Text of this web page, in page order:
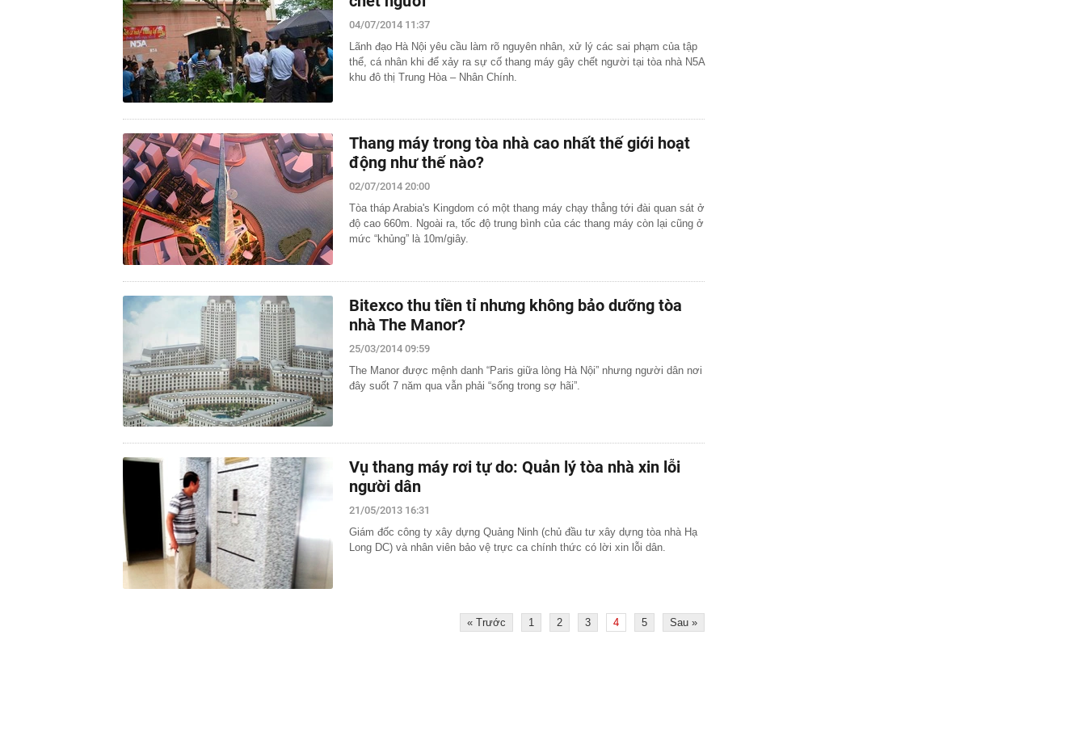
04/07/2014 11:37
Lãnh đạo Hà Nội yêu cầu làm rõ nguyên nhân, xử lý các sai phạm của tập
thể, cá nhân khi để xảy ra sự cố thang máy gây chết người tại tòa nhà N5A
khu đô thị Trung Hòa – Nhân Chính.
Thang máy trong tòa nhà cao nhất thế giới hoạt
động như thế nào?
02/07/2014 20:00
Tòa tháp Arabia's Kingdom có một thang máy chạy thẳng tới đài quan sát ở
độ cao 660m. Ngoài ra, tốc độ trung bình của các thang máy còn lại cũng ở
mức “khủng” là 10m/giây.
Bitexco thu tiền tỉ nhưng không bảo dưỡng tòa
nhà The Manor?
25/03/2014 09:59
The Manor được mệnh danh “Paris giữa lòng Hà Nội” nhưng người dân nơi
đây suốt 7 năm qua vẫn phải “sống trong sợ hãi”.
Vụ thang máy rơi tự do: Quản lý tòa nhà xin lỗi
người dân
21/05/2013 16:31
Giám đốc công ty xây dựng Quảng Ninh (chủ đầu tư xây dựng tòa nhà Hạ
Long DC) và nhân viên bảo vệ trực ca chính thức có lời xin lỗi dân.
« Trước 1 2 3 4 5 Sau »